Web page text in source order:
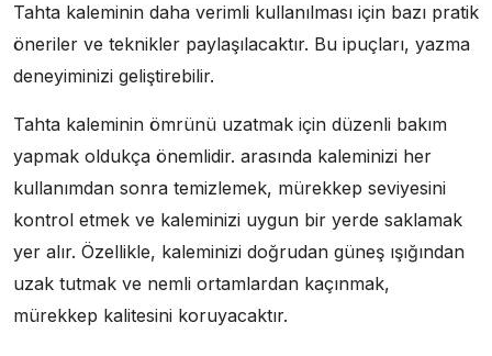
Tahta kaleminin daha verimli kullanılması için bazı pratik
öneriler ve teknikler paylaşılacaktır. Bu ipuçları, yazma
deneyiminizi geliştirebilir.
Tahta kaleminin ömrünü uzatmak için düzenli bakım
yapmak oldukça önemlidir. arasında kaleminizi her
kullanımdan sonra temizlemek, mürekkep seviyesini
kontrol etmek ve kaleminizi uygun bir yerde saklamak
yer alır. Özellikle, kaleminizi doğrudan güneş ışığından
uzak tutmak ve nemli ortamlardan kaçınmak,
mürekkep kalitesini koruyacaktır.